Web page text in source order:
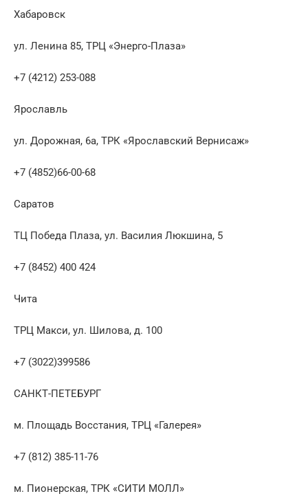
Хабаровск
ул. Ленина 85, ТРЦ «Энерго-Плаза»
+7 (4212) 253-088
Ярославль
ул. Дорожная, 6а, ТРК «Ярославский Вернисаж»
+7 (4852)66-00-68
Саратов
ТЦ Победа Плаза, ул. Василия Люкшина, 5
+7 (8452) 400 424
Чита
ТРЦ Макси, ул. Шилова, д. 100
+7 (3022)399586
САНКТ-ПЕТЕБУРГ
м. Площадь Восстания, ТРЦ «Галерея»
+7 (812) 385-11-76
м. Пионерская, ТРК «СИТИ МОЛЛ»